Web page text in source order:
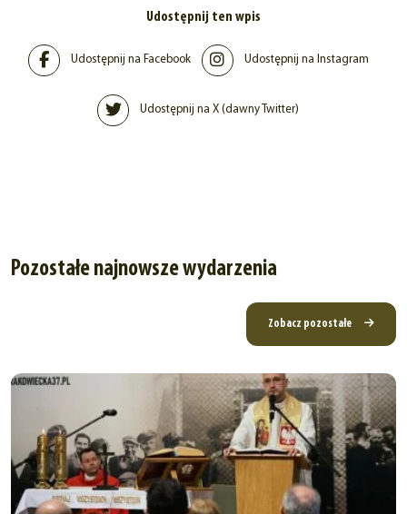
Udostępnij ten wpis
Udostępnij na Facebook Udostępnij na Instagram
Udostępnij na X (dawny Twitter)
Pozostałe najnowsze wydarzenia
Zobacz pozostałe